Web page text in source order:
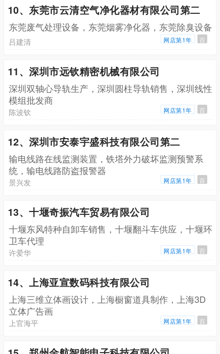
10、东莞市云清空气净化器材有限公司第二
东莞废气处理设备，东莞烟雾净化器，东莞除臭设备
吕建清 网店第1年 百
11、深圳市远钦精密机械有限公司
深圳双轴心导轨生产，深圳圆柱导轨销售，深圳线性
模组批发商
陈波钦 网店第1年 百
12、深圳市安泰宇盛科技有限公司第二
输电线路在线监测装置，铁塔外力破坏监测预警系
统，输电线路防盗报警器
景兴发 网店第1年 百
13、十堰奇振汽车贸易有限公司
十堰东风特种自卸车销售，十堰翻斗车供应，十堰环
卫车代理
许爱华 网店第1年 百
14、上海亚宣数码科技有限公司
上海三维立体画设计，上海橱窗道具制作，上海3D
立体广告画
上官海平 网店第1年 百